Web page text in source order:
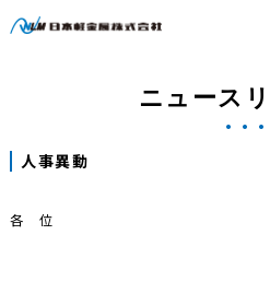
ニュース
人事異動
各 位